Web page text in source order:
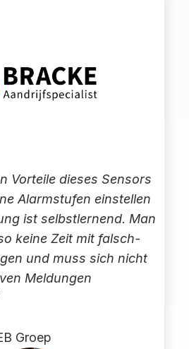
Vorteile dieses Sensors
Alarmstufen einstellen
ist selbstlernend. Man
keine Zeit mit falsch-
und muss sich nicht
Meldungen
Groep